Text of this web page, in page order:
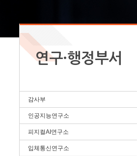
연구·행정부서
감사부
인공지능연구소
피지컬AI연구소
입체통신연구소